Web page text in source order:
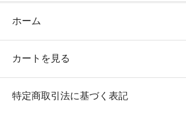
ホーム
カートを見る
特定商取引法に基づく表記